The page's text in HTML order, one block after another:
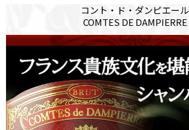
コント・ド・ダンピエール
COMTES DE DAMPIERRE